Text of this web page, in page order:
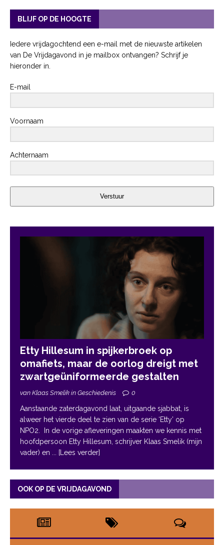
BLIJF OP DE HOOGTE
Iedere vrijdagochtend een e-mail met de nieuwste artikelen
van De Vrijdagavond in je mailbox ontvangen? Schrijf je
hieronder in.
E-mail
Voornaam
Achternaam
Verstuur
Etty Hillesum in spijkerbroek op
omafiets, maar de oorlog dreigt met
zwartgeüniformeerde gestalten
van Klaas Smelik in Geschiedenis 0
Aanstaande zaterdagavond laat, uitgaande sjabbat, is
alweer het vierde deel te zien van de serie ‘Etty’ op
NPO2. In de vorige afleveringen maakten we kennis met
hoofdpersoon Etty Hillesum, schrijver Klaas Smelik (mijn
vader) en ... [Lees verder]
OOK OP DE VRIJDAGAVOND